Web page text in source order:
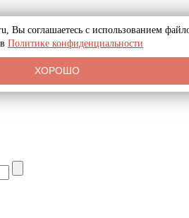
Вы соглашаетесь с использованием
Политике конфиденциальности
ХОРОШО